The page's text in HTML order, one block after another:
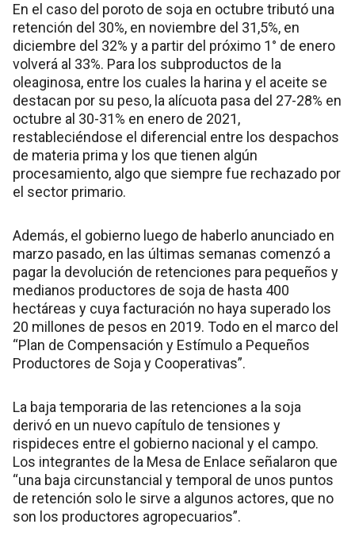
En el caso del poroto de soja en octubre tributó una
retención del 30%, en noviembre del 31,5%, en
diciembre del 32% y a partir del próximo 1° de enero
volverá al 33%. Para los subproductos de la
oleaginosa, entre los cuales la harina y el aceite se
destacan por su peso, la alícuota pasa del 27-28% en
octubre al 30-31% en enero de 2021,
restableciéndose el diferencial entre los despachos
de materia prima y los que tienen algún
procesamiento, algo que siempre fue rechazado por
el sector primario.
Además, el gobierno luego de haberlo anunciado en
marzo pasado, en las últimas semanas comenzó a
pagar la devolución de retenciones para pequeños y
medianos productores de soja de hasta 400
hectáreas y cuya facturación no haya superado los
20 millones de pesos en 2019. Todo en el marco del
“Plan de Compensación y Estímulo a Pequeños
Productores de Soja y Cooperativas”.
La baja temporaria de las retenciones a la soja
derivó en un nuevo capítulo de tensiones y
rispideces entre el gobierno nacional y el campo.
Los integrantes de la Mesa de Enlace señalaron que
“una baja circunstancial y temporal de unos puntos
de retención solo le sirve a algunos actores, que no
son los productores agropecuarios”.